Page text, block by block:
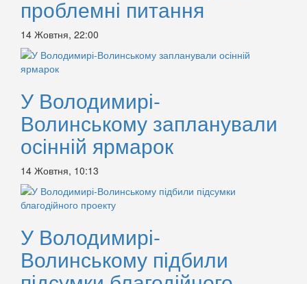
проблемні питання
14 Жовтня, 22:00
У Володимирі-
Волинському запланували
осінній ярмарок
14 Жовтня, 10:13
У Володимирі-
Волинському підбили